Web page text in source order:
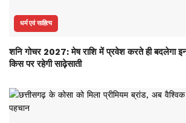
धर्म एवं साहित्य
शनि गोचर 2027: मेष राशि में प्रवेश करते ही बदलेगा इन
किस पर रहेगी साढ़ेसाती